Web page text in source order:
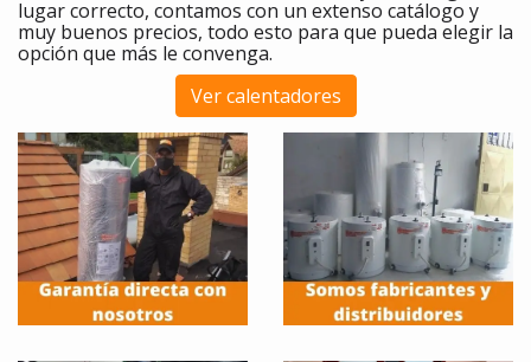
lugar correcto, contamos con un extenso catálogo y
muy buenos precios, todo esto para que pueda elegir la
opción que más le convenga.
Ver calentadores